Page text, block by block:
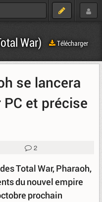
War) Télécharger
se lancera
et précise
2
Total War, Pharaoh,
du nouvel empire
prochain